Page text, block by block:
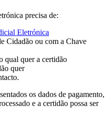
precisa de:
Eletrónica
Cidadão ou com a Chave
qual quer a certidão
quer
os dados de pagamento,
e a certidão possa ser